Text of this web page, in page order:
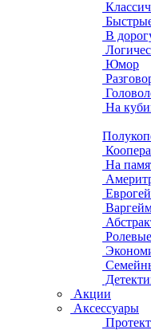
В
Юмор
На
На
Ролевые
Акции
Аксессуары